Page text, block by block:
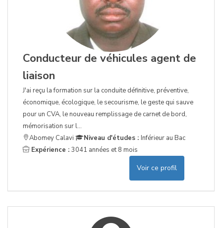
Conducteur de véhicules agent de
liaison
J'ai reçu la formation sur la conduite définitive, préventive,
économique, écologique, le secourisme, le geste qui sauve
pour un CVA, le nouveau remplissage de carnet de bord,
mémorisation sur l...
Abomey Calavi
Niveau d'études : Inférieur au Bac
Expérience : 3041 années et 8 mois
Voir ce profil